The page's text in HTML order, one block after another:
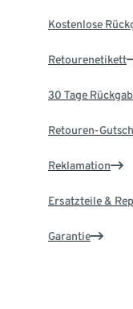
Kostenlose
Retourenetikett
30 Tage
Retouren-
Reklamation
Ersatzteile &
Garantie